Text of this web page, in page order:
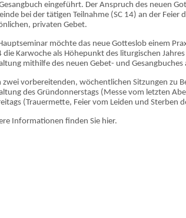
eingeführt. Der Anspruch des neuen
bei der tätigen Teilnahme (SC 14) an der Feier
privaten Gebet.
möchte das neue Gotteslob einem
die Karwoche als Höhepunkt des liturgischen
mithilfe des neuen Gebet- und
zwei vorbereitenden, wöchentlichen Sitzungen zu
des Gründonnerstags (Messe vom letzten
(Trauermette, Feier vom Leiden und Sterben
Informationen finden Sie hier.